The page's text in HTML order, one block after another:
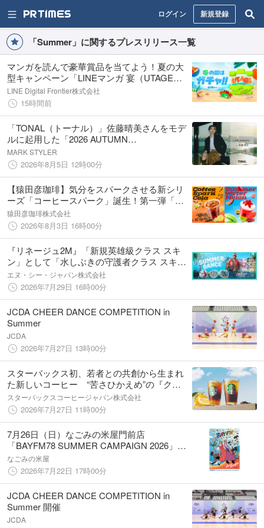
ログイン 新規登録
「Summer」に関するプレスリリース一覧
マンガを読んで豪華賞品を当てよう！夏の大
型キャンペーン「LINEマンガ 宴（UTAGE）
2026 SUMMER」開催
LINE Digital Frontier株式会社
15時間前
「TONAL（トーナル）」佐藤晴美さんをモデ
ルに起用した「2026 AUTUMN
COLLECTION」 “Soft Authority”を体現する
秋の新作を公開。
MARK STYLER
2026年8月5日 12時00分
【猿田彦珈琲】気分をスパークさせる新シリ
ーズ「コーヒースパーク」誕生！第一弾「コ
ーヒースパーク コーラ」と「夏のスイカジェ
ラッテ（Jellatte）」を8月4日（火）より発売
猿田彦珈琲株式会社
2026年8月3日 16時00分
『リネージュ2M』「新規英雄級クラス スキ
ン」として「水しぶきの守護者クラス スキ
ン」2種類が追加！「リネージュ2M」の夏！
イベント「SUMMER DANCEシーズン ウィー
ク」を開催！
エヌ・シー・ジャパン株式会社
2026年7月29日 16時00分
JCDA CHEER DANCE COMPETITION in
Summer
JCDA
2026年7月27日 13時00分
スターバックス初、若者との共創から生まれ
た新しいコーヒー “苦さひかえめ”の『クリ
ア コーヒー』、『シトラス クリア コーヒ
ー』が7月31日（金）より発売
スターバックスコーヒージャパン株式会社
2026年7月27日 11時00分
7月26日（日）なごみの米屋門前店
「BAYFM78 SUMMER CAMPAIGN 2026」グ
ッズ配布＆抽選会のお知らせ
なごみの米屋
2026年7月22日 17時00分
JCDA CHEER DANCE COMPETITION in
Summer 開催
JCDA